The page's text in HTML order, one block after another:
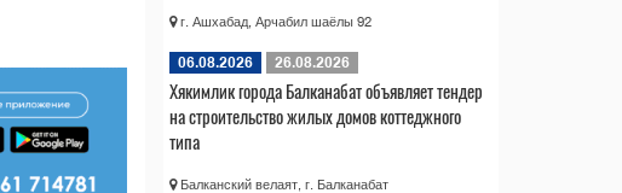
г. Ашхабад, Арчабил шаёлы 92
06.08.2026 26.08.2026
Хякимлик города Балканабат объявляет тендер
на строительство жилых домов коттеджного
типа
Балканский велаят, г. Балканабат